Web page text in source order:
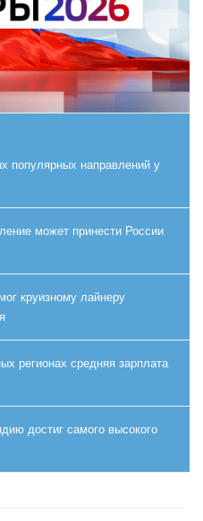
популярных направлений у
может принести России
круизному лайнеру
регионах средняя зарплата
достиг самого высокого